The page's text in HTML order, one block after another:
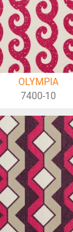
OLYMPIA
7400-10